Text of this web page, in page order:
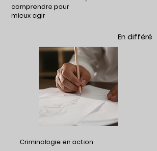
comprendre pour
mieux agir
En différé
Criminologie en action